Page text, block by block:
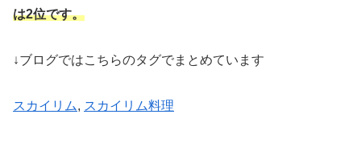
は2位です。
↓ブログではこちらのタグでまとめています
スカイリム, スカイリム料理